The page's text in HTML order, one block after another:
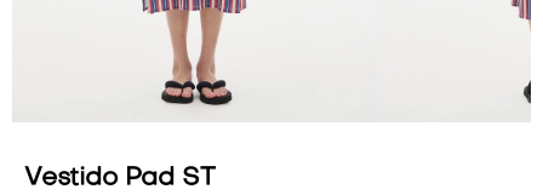
Vestido Pad ST
VESTIDOS Y MONOS
CAMISAS Y BLUSAS
SHORTS Y FALDAS
VESTIDOS Y MONOS
CAMISAS Y BLUSAS
SHORTS Y FALDAS